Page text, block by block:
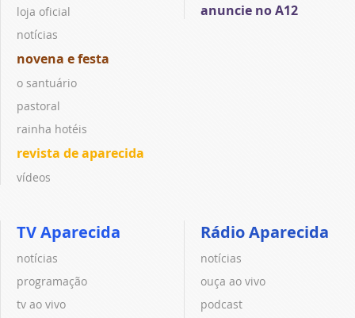
loja oficial
notícias
novena e festa
o santuário
pastoral
rainha hotéis
revista de aparecida
vídeos
anuncie no A12
TV Aparecida
notícias
programação
tv ao vivo
Rádio Aparecida
notícias
ouça ao vivo
podcast